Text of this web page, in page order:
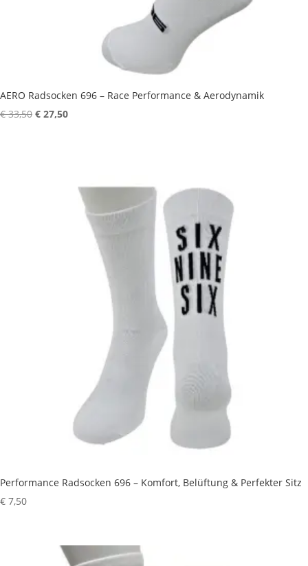
AERO Radsocken 696 – Race Performance & Aerodynamik
€33,50 Ursprünglicher
€ 27,50Aktueller
Performance Radsocken 696 – Komfort, Belüftung & Perfekter Sitz
€ 7,50